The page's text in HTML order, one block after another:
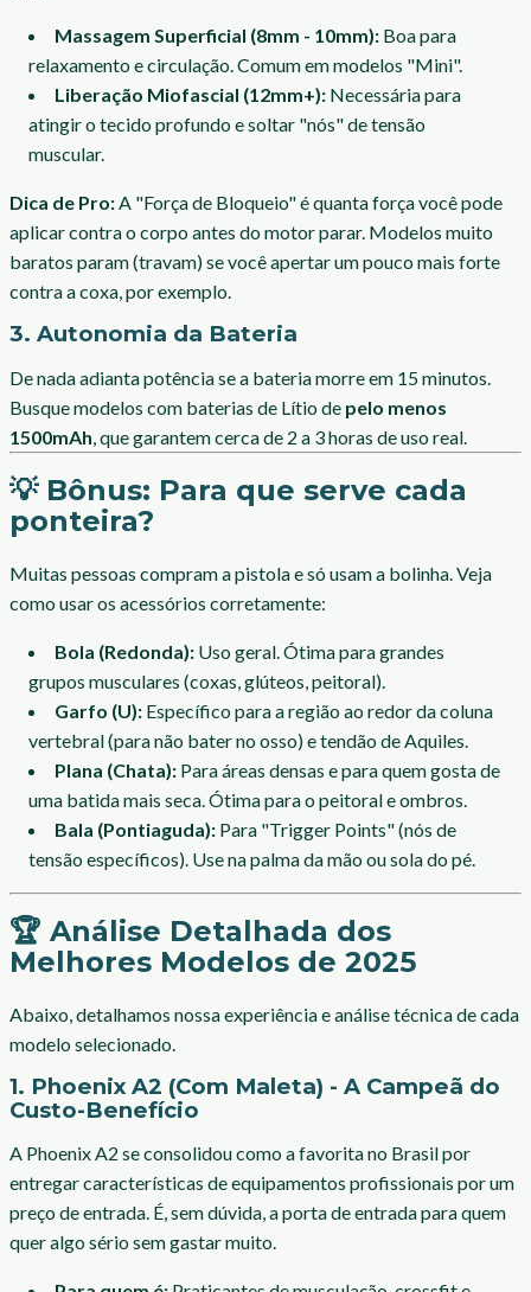
Massagem Superficial (8mm - 10mm): Boa para
relaxamento e circulação. Comum em modelos "Mini".
Liberação Miofascial (12mm+): Necessária para
atingir o tecido profundo e soltar "nós" de tensão
muscular.
Dica de Pro:A "Força de Bloqueio" é quanta força você pode
aplicar contra o corpo antes do motor parar. Modelos muito
baratos param (travam) se você apertar um pouco mais forte
contra a coxa, por exemplo.
3. Autonomia da Bateria
De nada adianta potência se a bateria morre em 15 minutos.
Busque modelos com baterias de Lítio de pelo menos
1500mAh , que garantem cerca de 2 a 3 horas de uso real.
💡 Bônus: Para que serve cada
ponteira?
Muitas pessoas compram a pistola e só usam a bolinha. Veja
como usar os acessórios corretamente:
Bola (Redonda): Uso geral. Ótima para grandes
grupos musculares (coxas, glúteos, peitoral).
Garfo (U): Específico para a região ao redor da coluna
vertebral (para não bater no osso) e tendão de Aquiles.
Plana (Chata): Para áreas densas e para quem gosta de
uma batida mais seca. Ótima para o peitoral e ombros.
Bala (Pontiaguda): Para "Trigger Points" (nós de
tensão específicos). Use na palma da mão ou sola do pé.
🏆 Análise Detalhada dos
Melhores Modelos de 2025
Abaixo, detalhamos nossa experiência e análise técnica de cada
modelo selecionado.
1. Phoenix A2 (Com Maleta) - A Campeã do
Custo-Benefício
A Phoenix A2 se consolidou como a favorita no Brasil por
entregar características de equipamentos profissionais por um
preço de entrada. É, sem dúvida, a porta de entrada para quem
quer algo sério sem gastar muito.